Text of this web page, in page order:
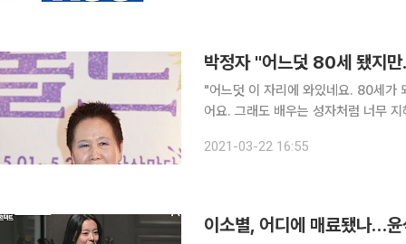
박정자 "어느덧 80세 됐지
"어느덧 이 자리에 와있네요. 80세가
어요. 그래도 배우는 성자처럼 너무 지혜로워도 안 되니까." 올
2021-03-22 16:55
이소별, 어디에 매료됐나…